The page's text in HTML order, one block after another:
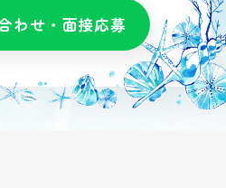
わせ・面接応募